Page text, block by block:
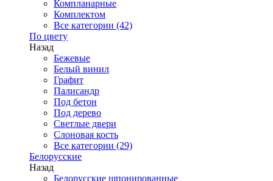
Компланарные
Комплектом
Все категории (42)
По цвету
Назад
Бежевые
Белый винил
Графит
Палисандр
Под бетон
Под дерево
Светлые двери
Слоновая кость
Все категории (29)
Белорусские
Назад
Белорусские шпонированные